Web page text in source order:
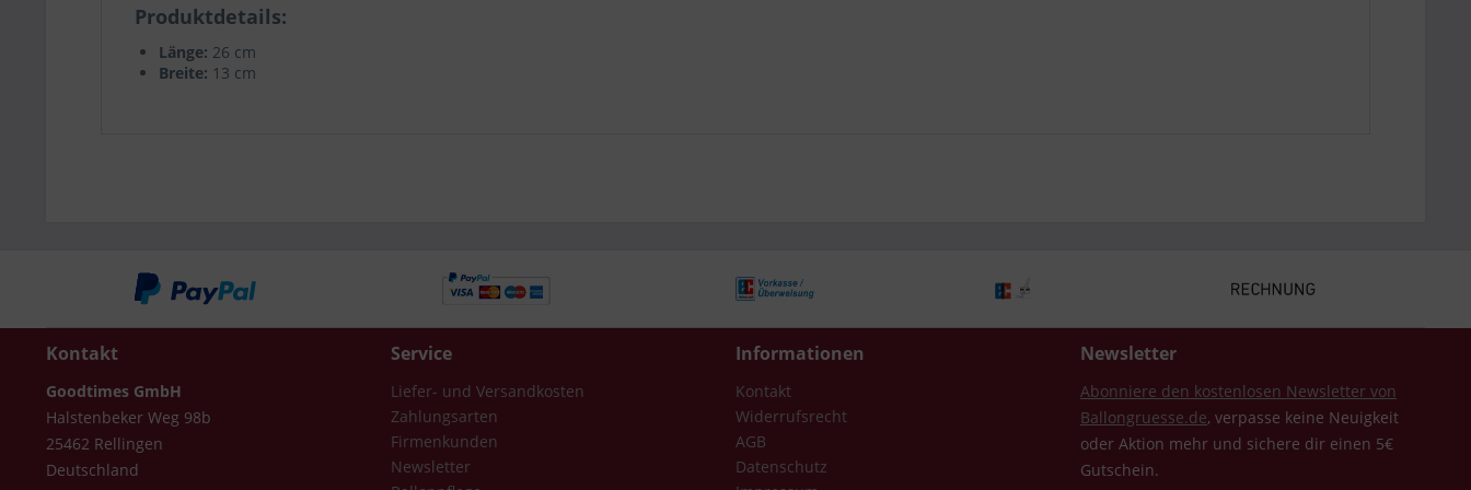
Produktdetails
Länge: 26 cm
Breite: 13 cm
Kontakt
Goodtimes GmbH
Halstenbeker Weg 98b
25462 Rellingen
Deutschland
Service
Liefer- und Versandkosten
Zahlungsarten
Firmenkunden
Newsletter
Informationen
Kontakt
Widerrufsrecht
AGB
Datenschutz
Newsletter
Abonniere den kostenlosen Newsletter von
Ballongruesse.de, verpasse keine Neuigkeit
oder Aktion mehr und sichere dir einen 5€
Gutschein.